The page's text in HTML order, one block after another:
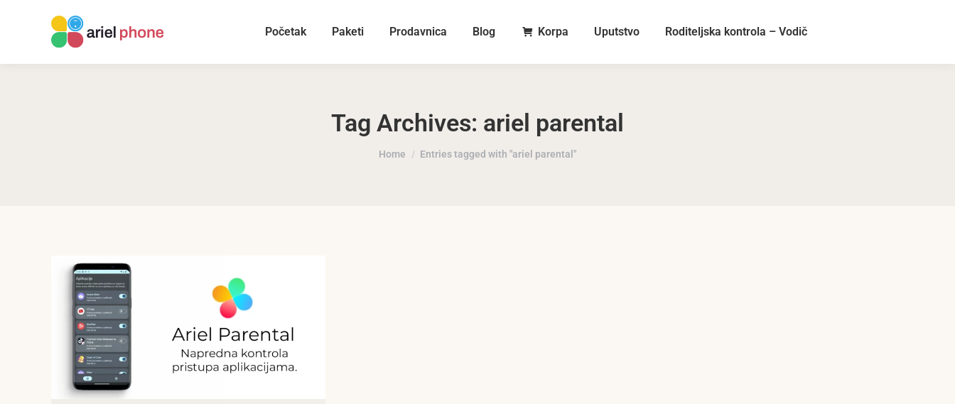
Početak Paketi Prodavnica Blog Korpa Uputstvo Roditeljska kontrola – Vodič
Tag Archives: ariel parental
You are here:
Home Entries tagged with "ariel parental"